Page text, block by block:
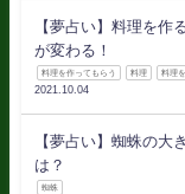
【夢占い】料理を作
が変わる！
料理を作ってもらう 料理 料理
2021.10.04
【夢占い】蜘蛛の大
は？
蜘蛛